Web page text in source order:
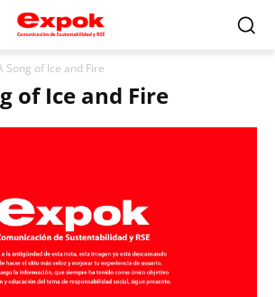
Song of Ice and Fire
of Ice and Fire